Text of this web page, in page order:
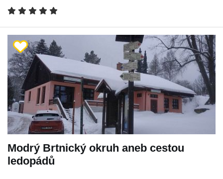
Modrý Brtnický okruh aneb cestou
ledopádů